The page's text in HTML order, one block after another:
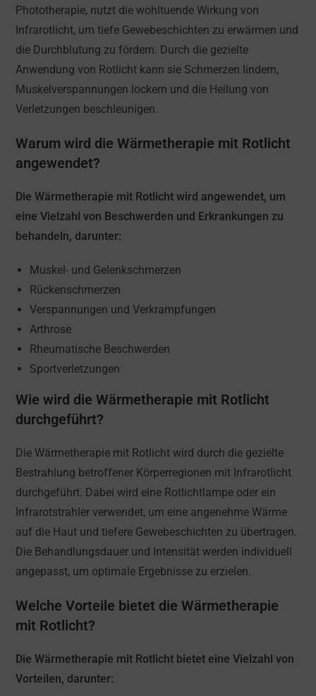
Phototherapie, nutzt die wohltuende Wirkung von
Infrarotlicht, um tiefe Gewebeschichten zu erwärmen und
die Durchblutung zu fördern. Durch die gezielte
Anwendung von Rotlicht kann sie Schmerzen lindern,
Muskelverspannungen lockern und die Heilung von
Verletzungen beschleunigen.
Warum wird die Wärmetherapie mit Rotlicht
angewendet?
Die Wärmetherapie mit Rotlicht wird angewendet, um
eine Vielzahl von Beschwerden und Erkrankungen zu
behandeln, darunter:
Muskel- und Gelenkschmerzen
Rückenschmerzen
Verspannungen und Verkrampfungen
Arthrose
Rheumatische Beschwerden
Sportverletzungen
Wie wird die Wärmetherapie mit Rotlicht
durchgeführt?
Die Wärmetherapie mit Rotlicht wird durch die gezielte
Bestrahlung betroffener Körperregionen mit Infrarotlicht
durchgeführt. Dabei wird eine Rotlichtlampe oder ein
Infrarotstrahler verwendet, um eine angenehme Wärme
auf die Haut und tiefere Gewebeschichten zu übertragen.
Die Behandlungsdauer und Intensität werden individuell
angepasst, um optimale Ergebnisse zu erzielen.
Welche Vorteile bietet die Wärmetherapie
mit Rotlicht?
Die Wärmetherapie mit Rotlicht bietet eine Vielzahl von
Vorteilen, darunter: